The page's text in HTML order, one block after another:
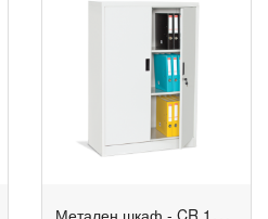
М
етален шкаф - CR 1234 Е сив